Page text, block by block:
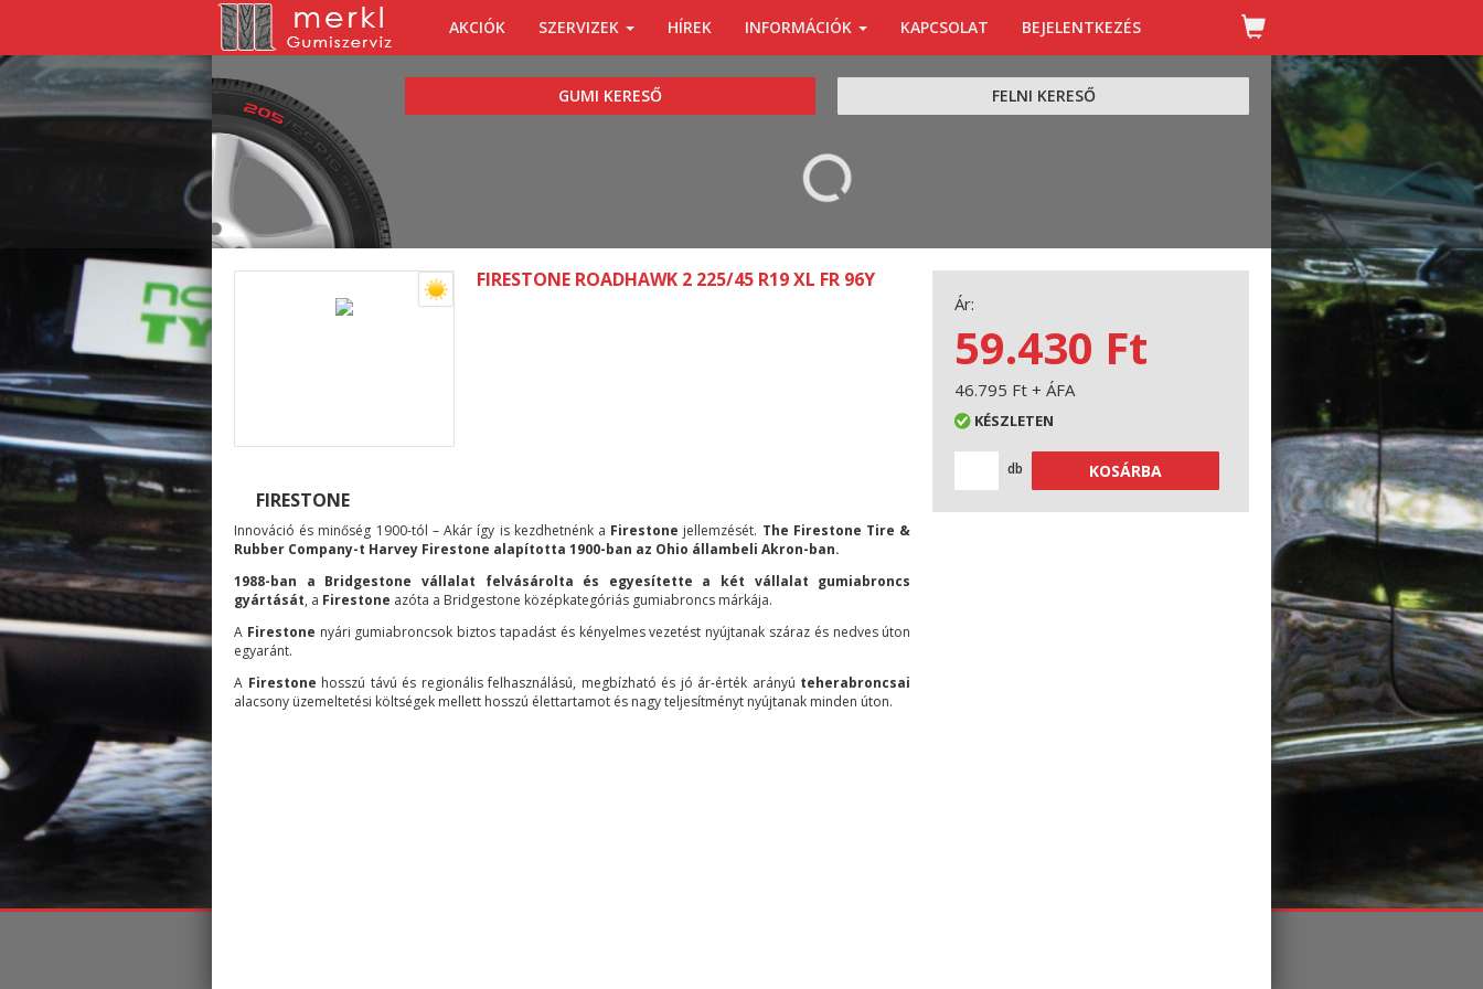
AKCIÓK SZERVIZEK HÍREK INFORMÁCIÓK KAPCSOLAT BEJELENTKEZÉS
GUMI KERESŐ FELNI KERESŐ
KERESÉS
FIRESTONE ROADHAWK 2 225/45 R19 XL FR 96Y
FIRESTONE
Innováció és minőség 1900-tól – Akár így is kezdhetnénk a Firestone jellemzését. The Firestone Tire &
Rubber Company-t Harvey Firestone alapította 1900-ban az Ohio állambeli Akron-ban.
1988-ban a Bridgestone vállalat felvásárolta és egyesítette a két vállalat gumiabroncs
gyártását, a Firestone azóta a Bridgestone középkategóriás gumiabroncs márkája.
A Firestone nyári gumiabroncsok biztos tapadást és kényelmes vezetést nyújtanak száraz és nedves úton
egyaránt.
A Firestone hosszú távú és regionális felhasználású, megbízható és jó ár-érték arányú teherabroncsai
alacsony üzemeltetési költségek mellett hosszú élettartamot és nagy teljesítményt nyújtanak minden úton.
Ár:
59.430 Ft
46.795 Ft + ÁFA
KÉSZLETEN
db KOSÁRBA